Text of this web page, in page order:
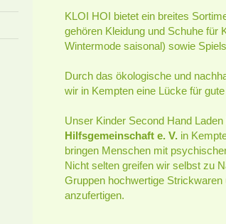
KLOI HOI bietet ein breites
gehören Kleidung und Schuhe für
Wintermode saisonal) sowie
Durch das ökologische und
wir in Kempten eine Lücke für
Unser Kinder Second Hand
Hilfs­gemeinschaft e. V.in
bringen Menschen mit
Nicht selten greifen wir selbst zu
Gruppen hochwertige
anzufertigen.